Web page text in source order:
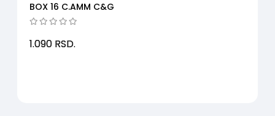
BOX 16 C.AMM C&G
1.090 RSD.